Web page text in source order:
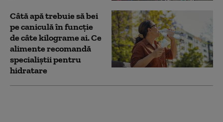
Câtă apă trebuie să bei
pe caniculă în funcție
de câte kilograme ai. Ce
alimente recomandă
specialiștii pentru
hidratare